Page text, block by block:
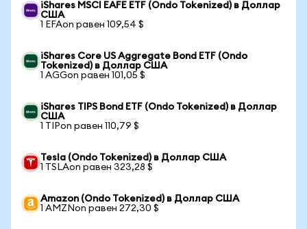
iShares MSCI EAFE ETF (Ondo Tokenized) в Доллар
США
1 EFAon равен 109,54 $
iShares Core US Aggregate Bond ETF (Ondo
Tokenized) в Доллар США
1 AGGon равен 101,05 $
iShares TIPS Bond ETF (Ondo Tokenized) в Доллар
США
1 TIPon равен 110,79 $
Tesla (Ondo Tokenized) в Доллар США
1 TSLAon равен 323,28 $
Amazon (Ondo Tokenized) в Доллар США
1 AMZNon равен 272,30 $